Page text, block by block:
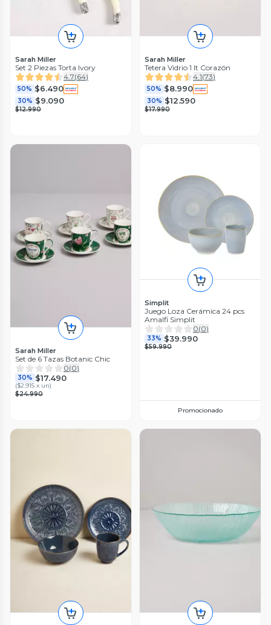
Sarah Miller
Set 2 Piezas Torta Ivory
4.7(64)
50% $6.490
30% $9.090
$12.990
Sarah Miller
Tetera Vidrio 1 lt Corazón
4.1(73)
50% $8.990
30% $12.590
$17.990
Sarah Miller
Set de 6 Tazas Botanic Chic
0(0)
30% $17.490
($2.915 x un)
$24.990
Simplit
Juego Loza Cerámica 24 pcs
Amalfi Simplit
0(0)
33% $39.990
$59.990
Promocionado